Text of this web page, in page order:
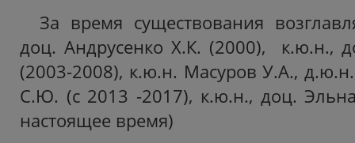
За время существования
доц. Андрусенко Х.К. (2000), к.ю.н.,
(2003-2008), к.ю.н. Масуров У.А.,
С.Ю. (с 2013 -2017), к.ю.н., доц.
настоящее время)